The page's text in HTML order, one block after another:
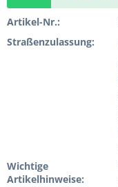
Artikel-Nr.:
Straßenzulassung:
Wichtige
Artikelhinweise: